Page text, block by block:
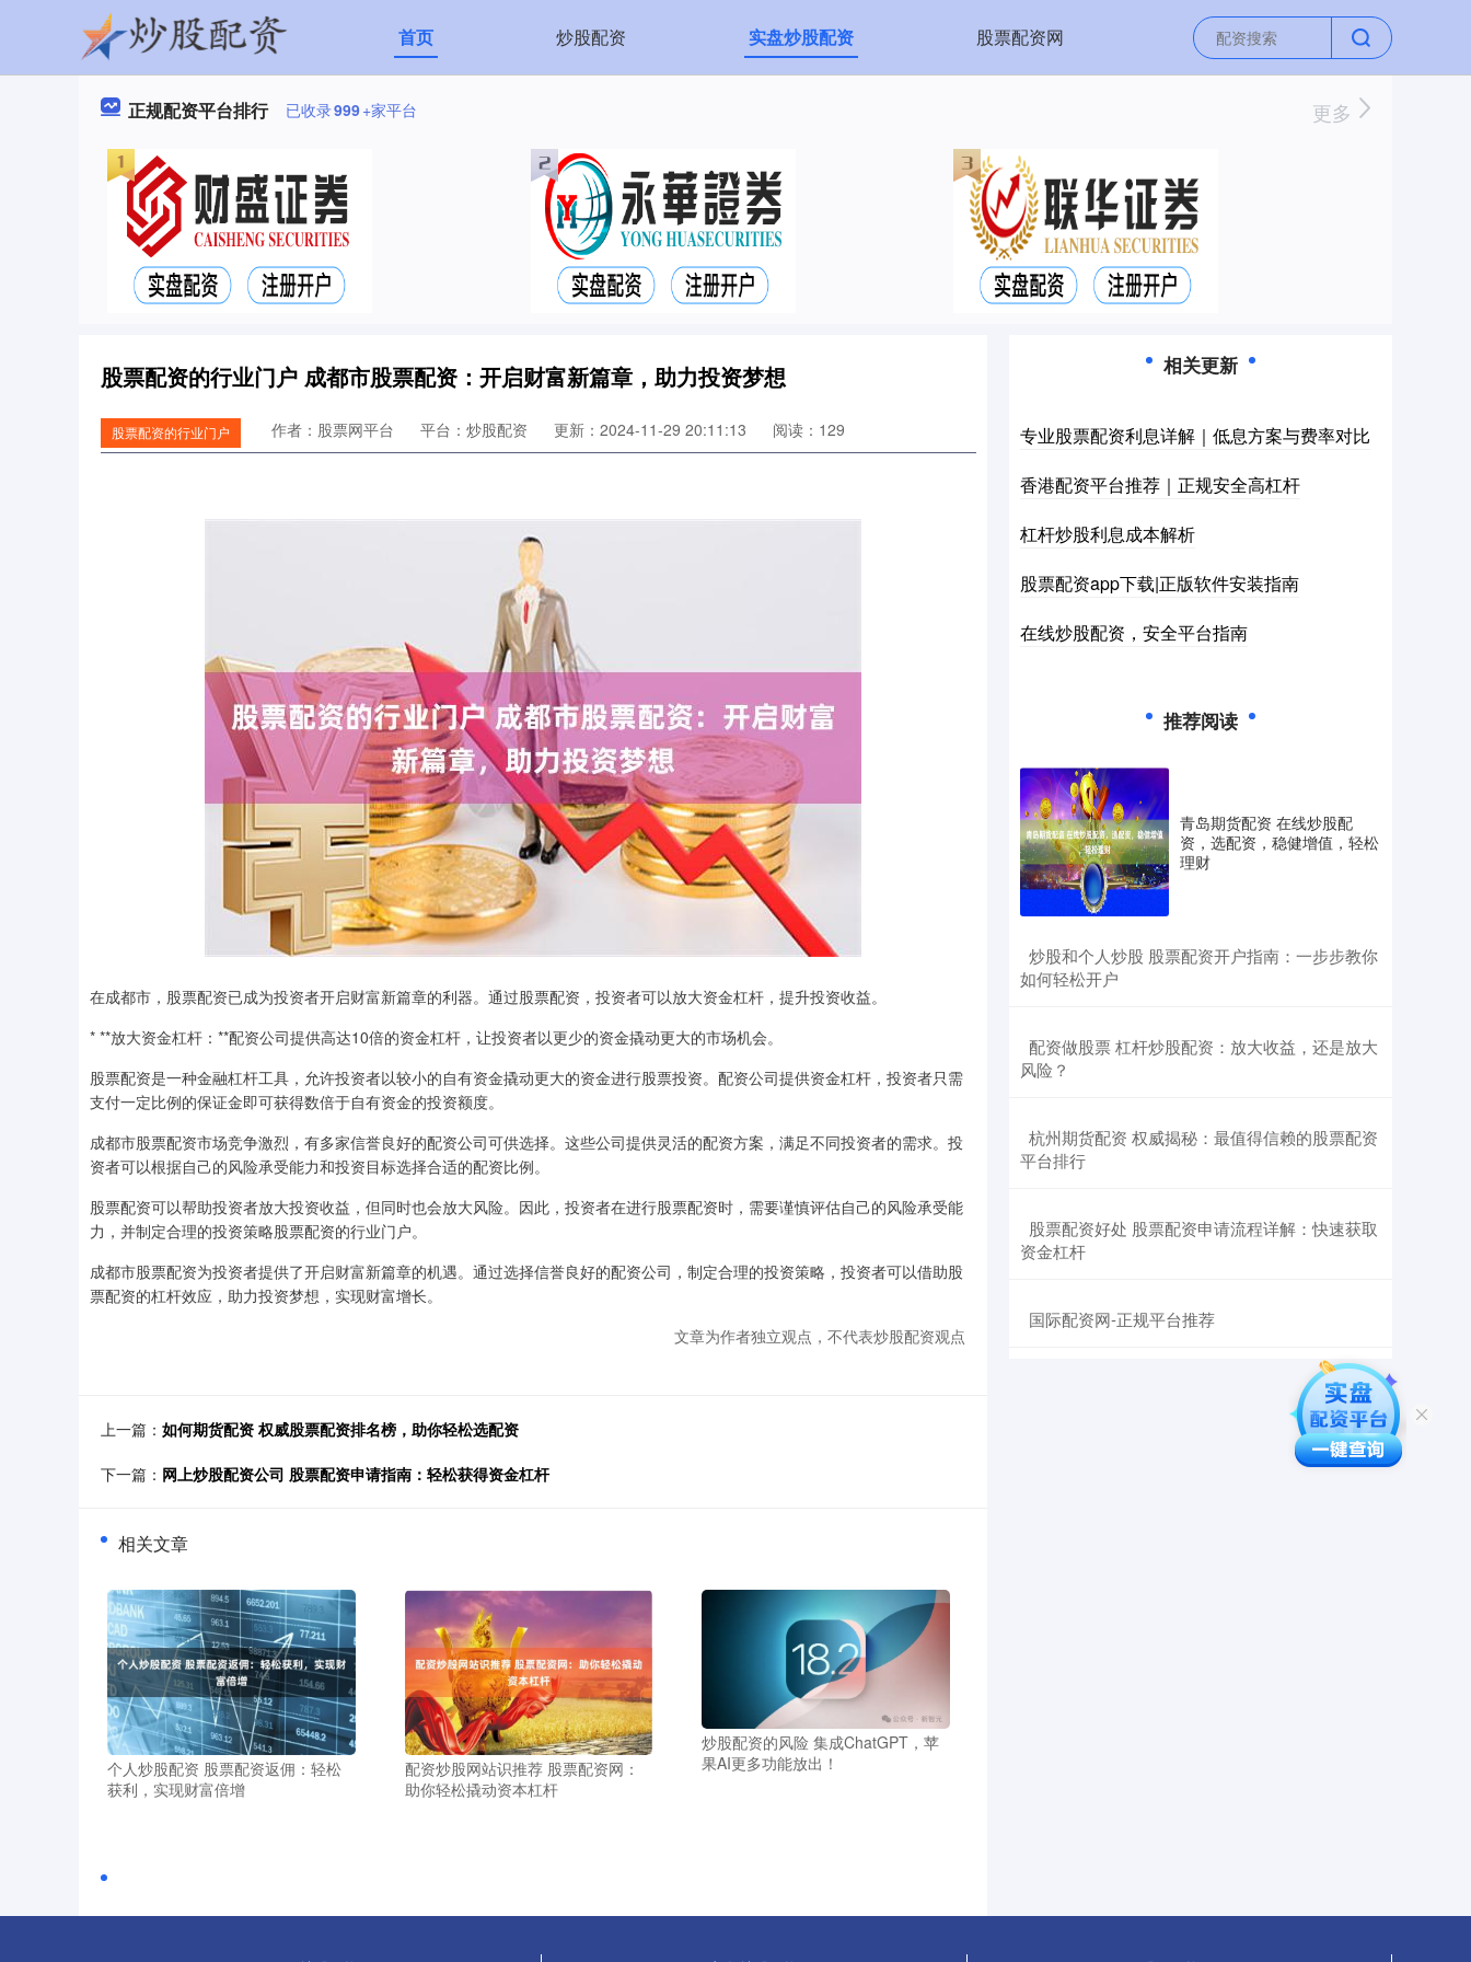
首页 炒股配资 实盘炒股配资 股票配资网
正规配资平台排行 已收录999+家平台 更多
股票配资的行业门户 成都市股票配资：开启财富新篇章，助力投资梦想
股票配资的行业门户 作者：股票网平台 平台：炒股配资 更新：2024-11-29 20:11:13 阅读：129
在成都市，股票配资已成为投资者开启财富新篇章的利器。通过股票配资，投资者可以放大资金杠杆，提升投资收益。
* **放大资金杠杆：**配资公司提供高达10倍的资金杠杆，让投资者以更少的资金撬动更大的市场机会。
股票配资是一种金融杠杆工具，允许投资者以较小的自有资金撬动更大的资金进行股票投资。配资公司提供资金杠杆，投资者只需
支付一定比例的保证金即可获得数倍于自有资金的投资额度。
成都市股票配资市场竞争激烈，有多家信誉良好的配资公司可供选择。这些公司提供灵活的配资方案，满足不同投资者的需求。投
资者可以根据自己的风险承受能力和投资目标选择合适的配资比例。
股票配资可以帮助投资者放大投资收益，但同时也会放大风险。因此，投资者在进行股票配资时，需要谨慎评估自己的风险承受能
力，并制定合理的投资策略股票配资的行业门户。
成都市股票配资为投资者提供了开启财富新篇章的机遇。通过选择信誉良好的配资公司，制定合理的投资策略，投资者可以借助股
票配资的杠杆效应，助力投资梦想，实现财富增长。
文章为作者独立观点，不代表炒股配资观点
上一篇： 如何期货配资 权威股票配资排名榜，助你轻松选配资
下一篇： 网上炒股配资公司 股票配资申请指南：轻松获得资金杠杆
相关文章
个人炒股配资 股票配资返佣：轻松
获利，实现财富倍增
配资炒股网站识推荐 股票配资网：
助你轻松撬动资本杠杆
炒股配资的风险 集成ChatGPT，苹
果AI更多功能放出！
相关更新
专业股票配资利息详解｜低息方案与费率对比
香港配资平台推荐｜正规安全高杠杆
杠杆炒股利息成本解析
股票配资app下载|正版软件安装指南
在线炒股配资，安全平台指南
推荐阅读
青岛期货配资 在线炒股配
资，选配资，稳健增值，轻松
理财
​炒股和个人炒股 股票配资开户指南：一步步教你
如何轻松开户
​配资做股票 杠杆炒股配资：放大收益，还是放大
风险？
​杭州期货配资 权威揭秘：最值得信赖的股票配资
平台排行
​股票配资好处 股票配资申请流程详解：快速获取
资金杠杆
​国际配资网-正规平台推荐